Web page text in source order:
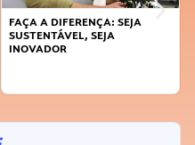
FAÇA A DIFERENÇA: SEJA
SUSTENTÁVEL, SEJA
INOVADOR